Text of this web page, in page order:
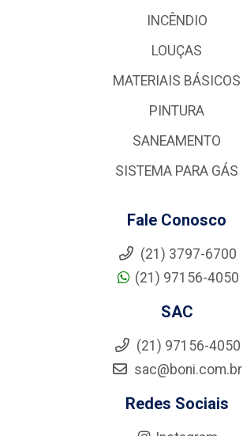
INCÊNDIO
LOUÇAS
MATERIAIS BÁSICOS
PINTURA
SANEAMENTO
SISTEMA PARA GÁS
Fale Conosco
(21) 3797-6700
(21) 97156-4050
SAC
(21) 97156-4050
sac@boni.com.br
Redes Sociais